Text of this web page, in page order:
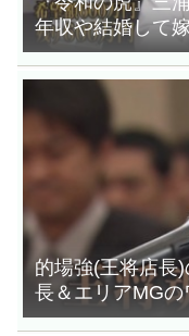
年収や結婚して
的場強(王将店長
長＆エリアMG